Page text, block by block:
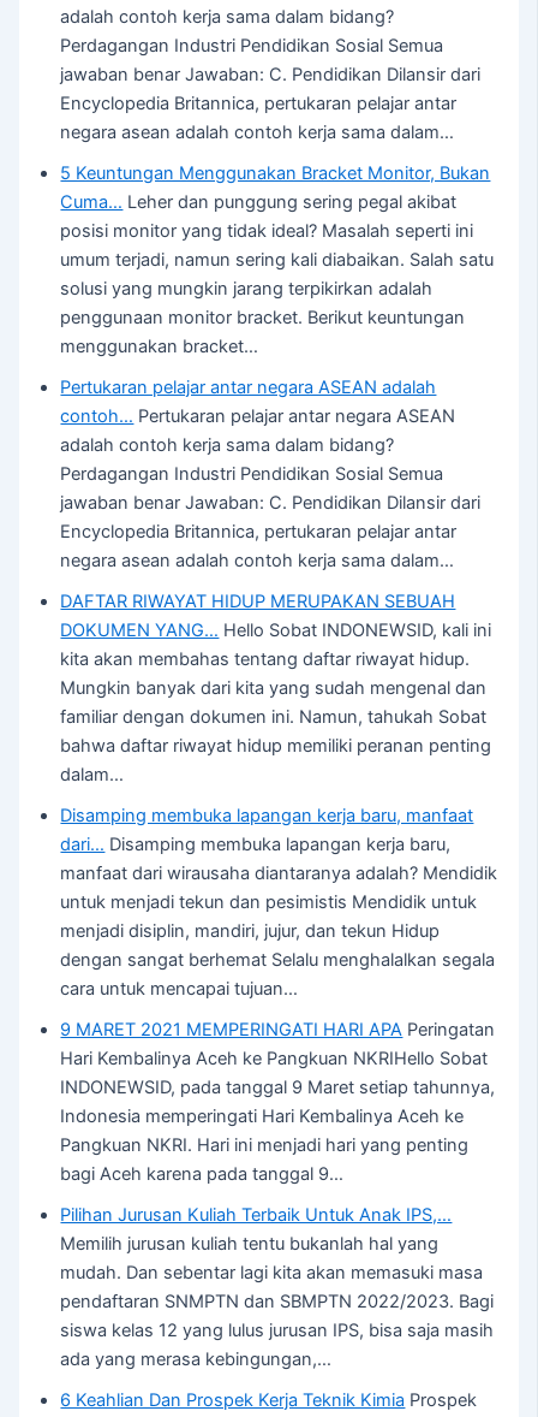
adalah contoh kerja sama dalam bidang?
Perdagangan Industri Pendidikan Sosial Semua
jawaban benar Jawaban: C. Pendidikan Dilansir dari
Encyclopedia Britannica, pertukaran pelajar antar
negara asean adalah contoh kerja sama dalam…
5 Keuntungan Menggunakan Bracket Monitor, Bukan
Cuma… Leher dan punggung sering pegal akibat
posisi monitor yang tidak ideal? Masalah seperti ini
umum terjadi, namun sering kali diabaikan. Salah satu
solusi yang mungkin jarang terpikirkan adalah
penggunaan monitor bracket. Berikut keuntungan
menggunakan bracket…
Pertukaran pelajar antar negara ASEAN adalah
contoh… Pertukaran pelajar antar negara ASEAN
adalah contoh kerja sama dalam bidang?
Perdagangan Industri Pendidikan Sosial Semua
jawaban benar Jawaban: C. Pendidikan Dilansir dari
Encyclopedia Britannica, pertukaran pelajar antar
negara asean adalah contoh kerja sama dalam…
DAFTAR RIWAYAT HIDUP MERUPAKAN SEBUAH
DOKUMEN YANG… Hello Sobat INDONEWSID, kali ini
kita akan membahas tentang daftar riwayat hidup.
Mungkin banyak dari kita yang sudah mengenal dan
familiar dengan dokumen ini. Namun, tahukah Sobat
bahwa daftar riwayat hidup memiliki peranan penting
dalam…
Disamping membuka lapangan kerja baru, manfaat
dari… Disamping membuka lapangan kerja baru,
manfaat dari wirausaha diantaranya adalah? Mendidik
untuk menjadi tekun dan pesimistis Mendidik untuk
menjadi disiplin, mandiri, jujur, dan tekun Hidup
dengan sangat berhemat Selalu menghalalkan segala
cara untuk mencapai tujuan…
9 MARET 2021 MEMPERINGATI HARI APA Peringatan
Hari Kembalinya Aceh ke Pangkuan NKRIHello Sobat
INDONEWSID, pada tanggal 9 Maret setiap tahunnya,
Indonesia memperingati Hari Kembalinya Aceh ke
Pangkuan NKRI. Hari ini menjadi hari yang penting
bagi Aceh karena pada tanggal 9…
Pilihan Jurusan Kuliah Terbaik Untuk Anak IPS,…
Memilih jurusan kuliah tentu bukanlah hal yang
mudah. Dan sebentar lagi kita akan memasuki masa
pendaftaran SNMPTN dan SBMPTN 2022/2023. Bagi
siswa kelas 12 yang lulus jurusan IPS, bisa saja masih
ada yang merasa kebingungan,…
6 Keahlian Dan Prospek Kerja Teknik Kimia Prospek